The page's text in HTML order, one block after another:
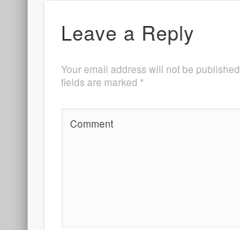
Leave a Reply
Your email address will not be published.
fields are marked *
Comment